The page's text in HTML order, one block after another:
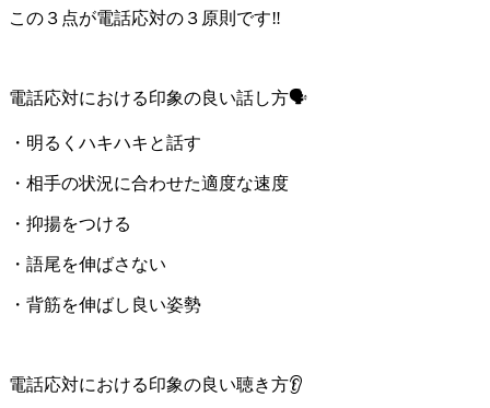
この３点が電話応対の３原則です‼️
電話応対における印象の良い話し方🗣️
・明るくハキハキと話す
・相手の状況に合わせた適度な速度
・抑揚をつける
・語尾を伸ばさない
・背筋を伸ばし良い姿勢
電話応対における印象の良い聴き方👂